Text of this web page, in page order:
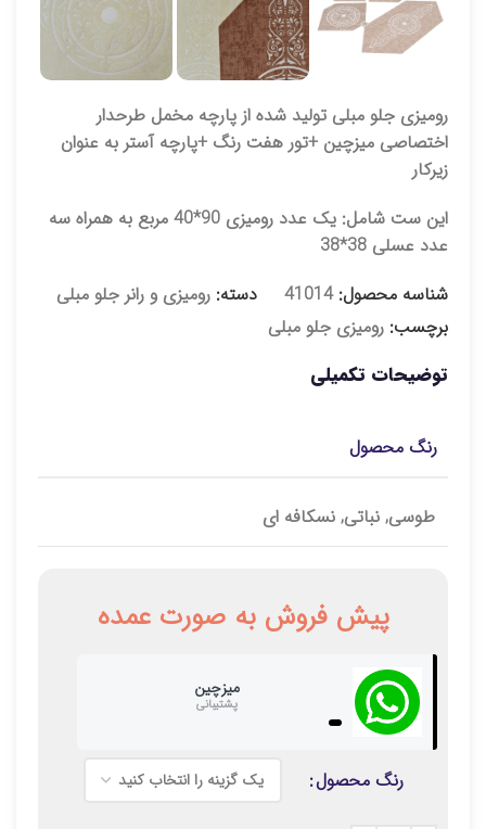
رومیزی جلو مبلی تولید شده از پارچه مخمل طرحدار
اختصاصی میزچین +تور هفت رنگ +پارچه آستر به عنوان
زیرکار
این ست شامل: یک عدد رومیزی 90*40 مربع به همراه سه
عدد عسلی 38*38
شناسه محصول:41014 دسته: رومیزی و رانر جلو مبلی
برچسب: رومیزی جلو مبلی
توضیحات تکمیلی
رنگ محصول
طوسی, نباتی, نسکافه ای
پیش فروش به صورت عمده
میزچین
پشتیبانی
رنگ محصول